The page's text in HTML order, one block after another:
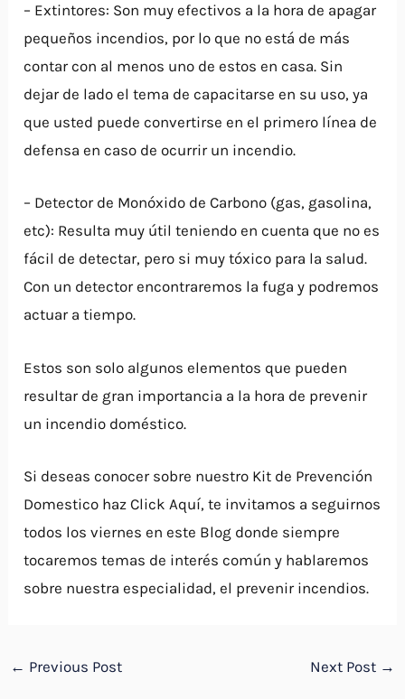
– Extintores: Son muy efectivos a la hora de apagar
pequeños incendios, por lo que no está de más
contar con al menos uno de estos en casa. Sin
dejar de lado el tema de capacitarse en su uso, ya
que usted puede convertirse en el primero línea de
defensa en caso de ocurrir un incendio.
– Detector de Monóxido de Carbono (gas, gasolina,
etc): Resulta muy útil teniendo en cuenta que no es
fácil de detectar, pero si muy tóxico para la salud.
Con un detector encontraremos la fuga y podremos
actuar a tiempo.
Estos son solo algunos elementos que pueden
resultar de gran importancia a la hora de prevenir
un incendio doméstico.
Si deseas conocer sobre nuestro Kit de Prevención
Domestico haz Click Aquí, te invitamos a seguirnos
todos los viernes en este Blog donde siempre
tocaremos temas de interés común y hablaremos
sobre nuestra especialidad, el prevenir incendios.
← Previous Post Next Post →